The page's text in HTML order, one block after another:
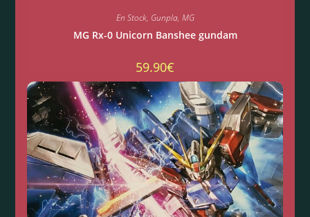
En Stock, Gunpla, MG
MG Rx-0 Unicorn Banshee gundam
59.90€